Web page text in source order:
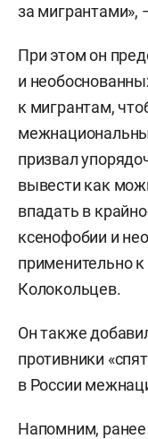
за мигрантами»,
При этом он
и
к мигрантам,
призвал
вывести как
впадать в
ксенофобии и
применительно
Колокольцев.
Он также
противники
в России
Напомним, ранее